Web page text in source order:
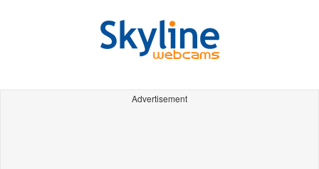
Advertisement